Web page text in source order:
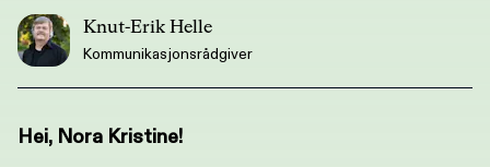
Knut-Erik Helle
Kommunikasjonsrådgiver
Hei, Nora Kristine!